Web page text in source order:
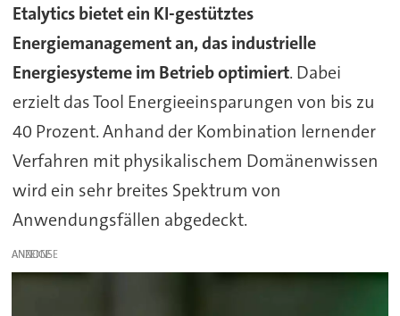
Etalytics bietet ein KI-gestütztes
Energiemanagement an, das industrielle
Energiesysteme im Betrieb optimiert. Dabei
erzielt das Tool Energieeinsparungen von bis zu
40 Prozent. Anhand der Kombination lernender
Verfahren mit physikalischem Domänenwissen
wird ein sehr breites Spektrum von
Anwendungsfällen abgedeckt.
ANZEIGE